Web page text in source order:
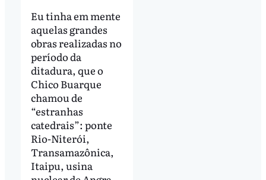
Eu tinha em mente
aquelas grandes
obras realizadas no
período da
ditadura, que o
Chico Buarque
chamou de
“estranhas
catedrais”: ponte
Rio-Niterói,
Transamazônica,
Itaipu, usina